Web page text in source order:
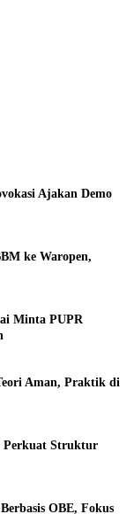
Ajakan Demo
ke Waropen,
Minta PUPR
Aman, Praktik di
Perkuat Struktur
OBE, Fokus